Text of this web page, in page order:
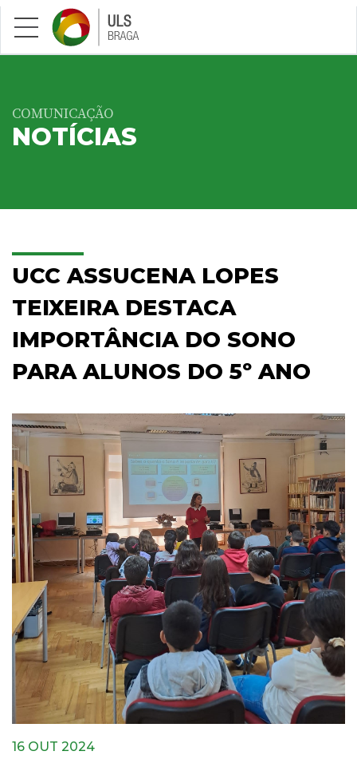
Saltar para conteúdo principal
COMUNICAÇÃO
NOTÍCIAS
UCC ASSUCENA LOPES
TEIXEIRA DESTACA
IMPORTÂNCIA DO SONO
PARA ALUNOS DO 5º ANO
16 OUT 2024